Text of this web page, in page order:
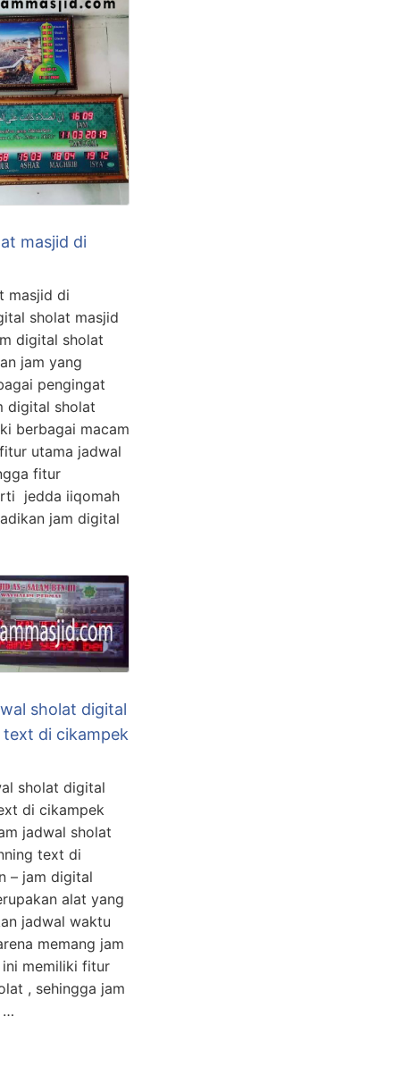
masjid di
masjid di
sholat masjid
digital sholat
jam yang
pengingat
digital sholat
berbagai macam
utama jadwal
fitur
jedda iiqomah
jam digital
sholat digital
di cikampek
sholat digital
di cikampek
jadwal sholat
text di
– jam digital
alat yang
jadwal waktu
memang jam
memiliki fitur
, sehingga jam
…